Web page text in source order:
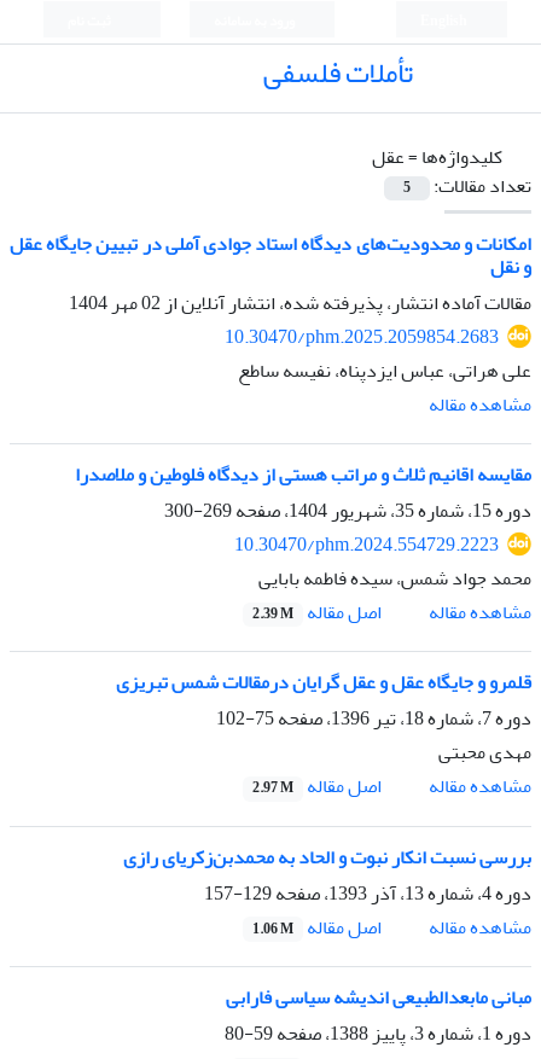
تأملات فلسفی
کلیدواژه‌ها =عقل
تعداد مقالات:
5
امکانات و محدودیت‌های دیدگاه استاد جوادی آملی در تبیین جایگاه عقل
و نقل
مقالات آماده انتشار، پذیرفته شده، انتشار آنلاین از02 مهر 1404
10.30470/phm.2025.2059854.2683
علی هراتی، عباس ایزدپناه، نفیسه ساطع
مشاهده مقاله
مقایسه اقانیم ثلاث و مراتب هستی از دیدگاه فلوطین و ملاصدرا
دوره 15، شماره 35، شهریور 1404، صفحه
269-300
10.30470/phm.2024.554729.2223
محمد جواد شمس، سیده فاطمه بابایی
مشاهده مقاله
اصل مقاله 2.39 M
قلمرو و جایگاه عقل و عقل گرایان درمقالات شمس تبریزی
دوره 7، شماره 18، تیر 1396، صفحه
75-102
مهدی محبتی
مشاهده مقاله
اصل مقاله 2.97 M
بررسی نسبت انکار نبوت و الحاد به محمد‌بن‌زکریای‌ رازی
دوره 4، شماره 13، آذر 1393، صفحه
129-157
مشاهده مقاله
اصل مقاله 1.06 M
مبانی مابعدالطبیعی اندیشه سیاسی فارابی
دوره 1، شماره 3، پاییز 1388، صفحه
59-80